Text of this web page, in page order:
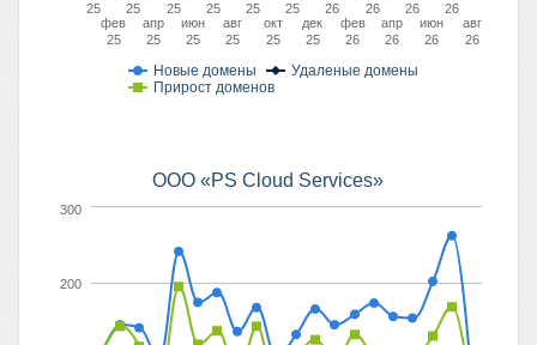
Новые домены
Удаленые домены
Прирост доменов
25
фев
25
25
апр
25
25
июн
25
25
авг
25
25
окт
25
25
дек
25
26
фев
26
26
апр
26
26
июн
26
26
авг
26
ООО «PS Cloud Services»
200
300